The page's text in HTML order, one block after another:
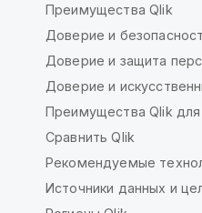
Преимущества Qlik
Доверие и
Доверие и защита
Доверие и
Преимущества Qlik
Сравнить Qlik
Рекомендуемые
Источники данных и